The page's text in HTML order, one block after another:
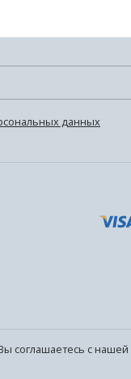
данных
соглашаетесь с нашей